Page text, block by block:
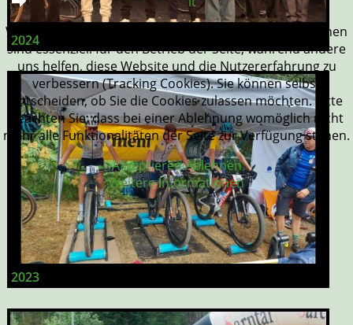
2024
2023
Wir nutzen Cookies auf unserer Website. Einige von ihnen
sind essenziell für den Betrieb der Seite, während andere
uns helfen, diese Website und die Nutzererfahrung zu
verbessern (Tracking Cookies). Sie können selbst
entscheiden, ob Sie die Cookies zulassen möchten. Bitte
beachten Sie, dass bei einer Ablehnung womöglich nicht
mehr alle Funktionalitäten der Seite zur Verfügung stehen.
AkzeptierenAblehnen
Weitere Informationen